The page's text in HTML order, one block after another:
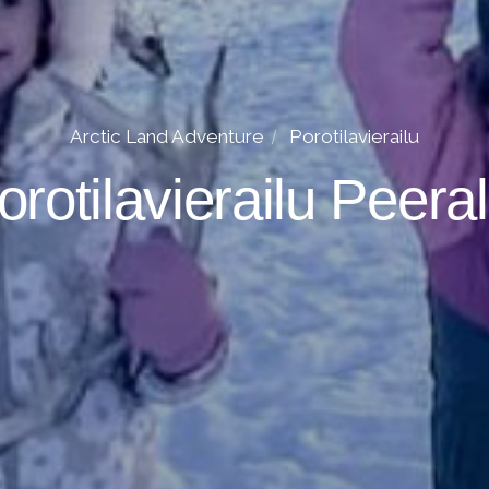
Arctic Land Adventure Porotilavierailu